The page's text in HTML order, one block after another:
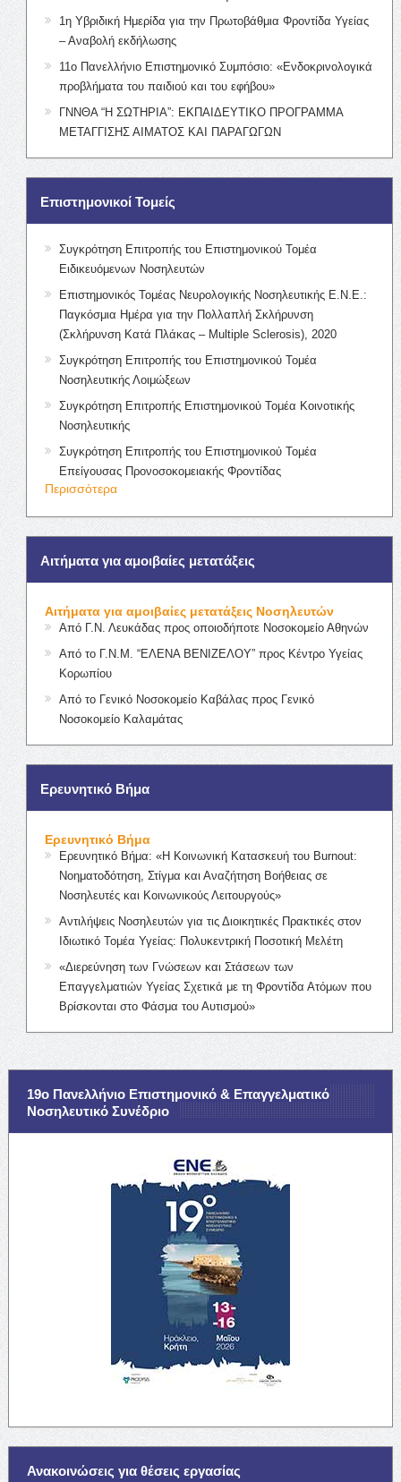
1η Υβριδική Ημερίδα για την Πρωτοβάθμια Φροντίδα Υγείας
– Αναβολή εκδήλωσης
11ο Πανελλήνιο Επιστημονικό Συμπόσιο: «Ενδοκρινολογικά
προβλήματα του παιδιού και του εφήβου»
ΓΝΝΘΑ “Η ΣΩΤΗΡΙΑ”: ΕΚΠΑΙΔΕΥΤΙΚΟ ΠΡΟΓΡΑΜΜΑ
ΜΕΤΑΓΓΙΣΗΣ ΑΙΜΑΤΟΣ ΚΑΙ ΠΑΡΑΓΩΓΩΝ
Επιστημονικοί Τομείς
Συγκρότηση Επιτροπής του Επιστημονικού Τομέα
Ειδικευόμενων Νοσηλευτών
Επιστημονικός Τομέας Νευρολογικής Νοσηλευτικής Ε.Ν.Ε.:
Παγκόσμια Ημέρα για την Πολλαπλή Σκλήρυνση
(Σκλήρυνση Κατά Πλάκας – Multiple Sclerosis), 2020
Συγκρότηση Επιτροπής του Επιστημονικού Τομέα
Νοσηλευτικής Λοιμώξεων
Συγκρότηση Επιτροπής Επιστημονικού Τομέα Κοινοτικής
Νοσηλευτικής
Συγκρότηση Επιτροπής του Επιστημονικού Τομέα
Επείγουσας Προνοσοκομειακής Φροντίδας
Περισσότερα
Αιτήματα για αμοιβαίες μετατάξεις
Αιτήματα για αμοιβαίες μετατάξεις Νοσηλευτών
Από Γ.Ν. Λευκάδας προς οποιοδήποτε Νοσοκομείο Αθηνών
Από το Γ.Ν.Μ. “ΕΛΕΝΑ ΒΕΝΙΖΕΛΟΥ” προς Κέντρο Υγείας
Κορωπίου
Από το Γενικό Νοσοκομείο Καβάλας προς Γενικό
Νοσοκομείο Καλαμάτας
Ερευνητικό Βήμα
Ερευνητικό Βήμα
Ερευνητικό Βήμα: «Η Κοινωνική Κατασκευή του Burnout:
Νοηματοδότηση, Στίγμα και Αναζήτηση Βοήθειας σε
Νοσηλευτές και Κοινωνικούς Λειτουργούς»
Αντιλήψεις Νοσηλευτών για τις Διοικητικές Πρακτικές στον
Ιδιωτικό Τομέα Υγείας: Πολυκεντρική Ποσοτική Μελέτη
«Διερεύνηση των Γνώσεων και Στάσεων των
Επαγγελματιών Υγείας Σχετικά με τη Φροντίδα Ατόμων που
Βρίσκονται στο Φάσμα του Αυτισμού»
19ο Πανελλήνιο Επιστημονικό & Επαγγελματικό
Νοσηλευτικό Συνέδριο
Ανακοινώσεις για θέσεις εργασίας